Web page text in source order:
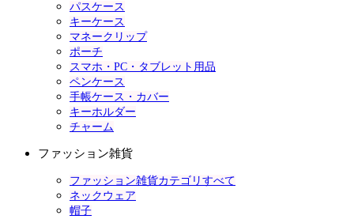
パスケース
キーケース
マネークリップ
ポーチ
スマホ・PC・タブレット用品
ペンケース
手帳ケース・カバー
キーホルダー
チャーム
ファッション雑貨
ファッション雑貨カテゴリすべて
ネックウェア
帽子